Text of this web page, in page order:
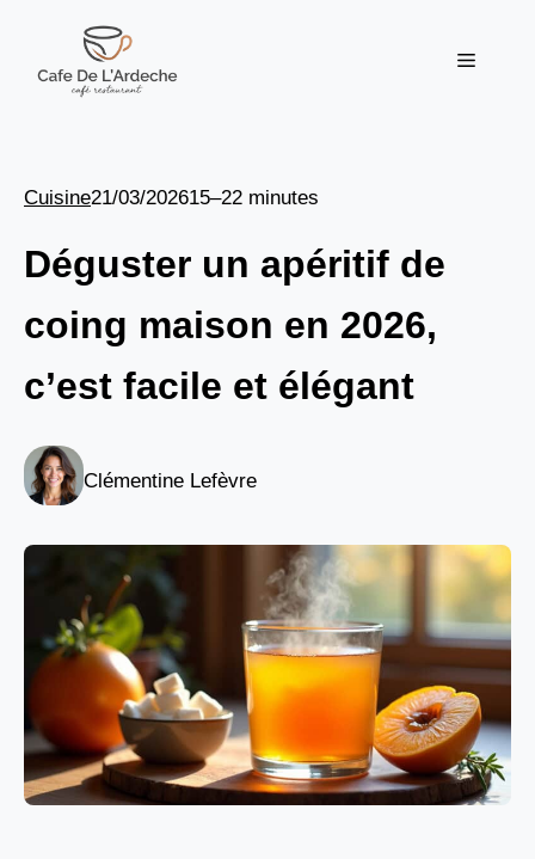
contenu
Menu
Cuisine21/03/202615–22 minutes
Déguster un apéritif de
coing maison en 2026,
c’est facile et élégant
Clémentine Lefèvre